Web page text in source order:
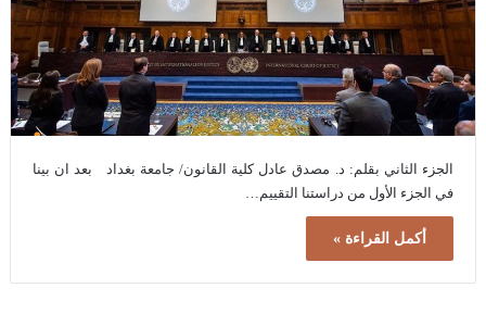
الجزء الثاني بقلم: د. مصدق عادل كلية القانون/ جامعة بغداد بعد ان بينا
في الجزء الأول من دراستنا التقييم…
أكمل القراءة »